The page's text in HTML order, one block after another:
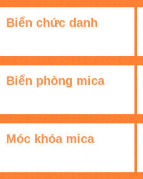
Biển chức danh
Biển phòng mica
Móc khóa mica